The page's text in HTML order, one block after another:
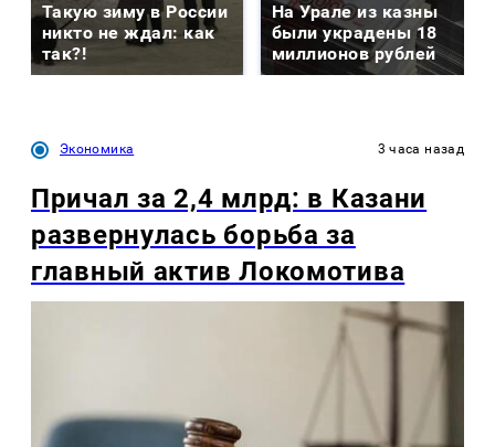
Такую зиму в России
никто не ждал: как
так?!
На Урале из казны
были украдены 18
миллионов рублей
Экономика 3 часа назад
Причал за 2,4 млрд: в Казани
развернулась борьба за
главный актив Локомотива